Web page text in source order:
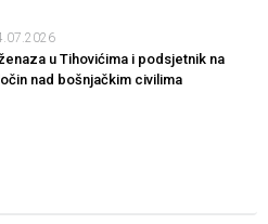
u Tihovićima i podsjetnik na
nad bošnjačkim civilima